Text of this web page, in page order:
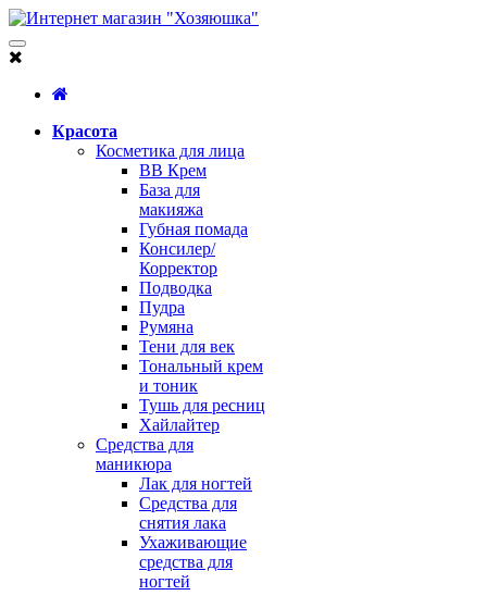
Красота
Косметика для лица
BB Крем
База для
макияжа
Губная помада
Консилер/
Корректор
Подводка
Пудра
Румяна
Тени для век
Тональный крем
и тоник
Тушь для ресниц
Хайлайтер
Средства для
маникюра
Лак для ногтей
Средства для
снятия лака
Ухаживающие
средства для
ногтей